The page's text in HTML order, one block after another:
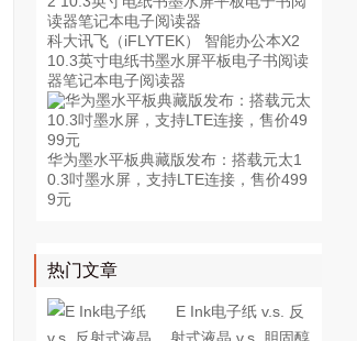
科大讯飞（iFLYTEK） 智能办公本X2
10.3英寸电纸书墨水屏平板电子书阅读
器笔记本电子阅读器
华为墨水平板典藏版发布：搭载元太1
0.3吋墨水屏，支持LTE连接，售价499
9元
热门文章
E Ink电子纸 v.s. 反